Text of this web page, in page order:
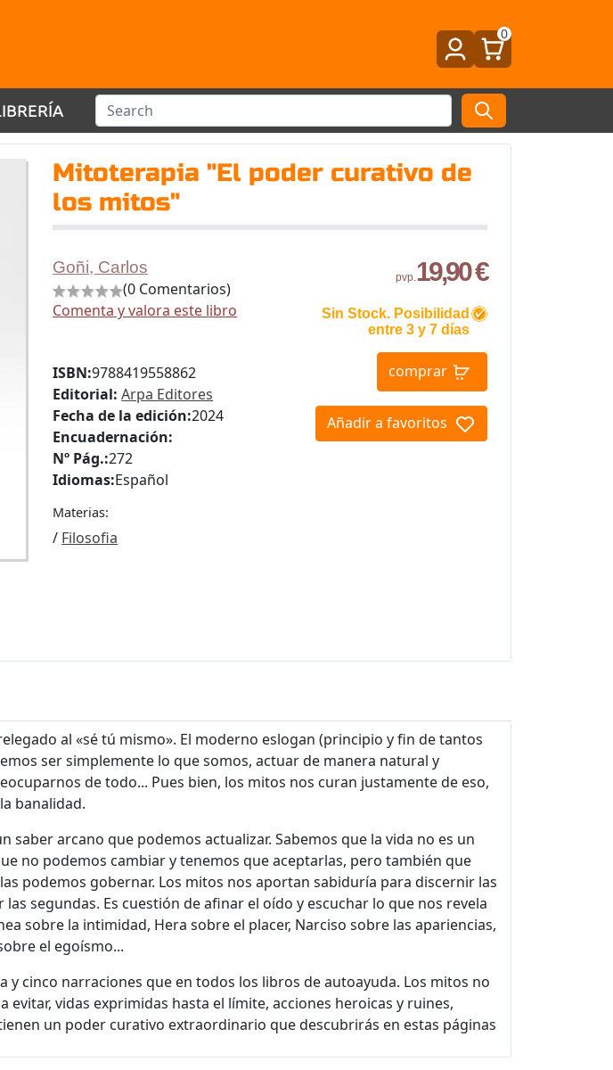
0
Mitoterapia "El poder curativo de
los mitos"
Goñi, Carlos
(0 Comentarios)
Comenta y valora este libro
pvp.19,90 €
Sin Stock. Posibilidad
entre 3 y 7 días
comprar
Añadir a favoritos
ISBN:9788419558862
Editorial: Arpa Editores
Fecha de la edición:2024
Encuadernación:
Nº Pág.:272
Idiomas:Español
Materias:
/ Filosofia
al «sé tú mismo». El moderno eslogan (principio y fin de tantos
ser simplemente lo que somos, actuar de manera natural y
de todo... Pues bien, los mitos nos curan justamente de eso,
banalidad.
saber arcano que podemos actualizar. Sabemos que la vida no es un
no podemos cambiar y tenemos que aceptarlas, pero también que
podemos gobernar. Los mitos nos aportan sabiduría para discernir las
segundas. Es cuestión de afinar el oído y escuchar lo que nos revela
sobre la intimidad, Hera sobre el placer, Narciso sobre las apariencias,
el egoísmo...
y cinco narraciones que en todos los libros de autoayuda. Los mitos no
evitar, vidas exprimidas hasta el límite, acciones heroicas y ruines,
un poder curativo extraordinario que descubrirás en estas páginas